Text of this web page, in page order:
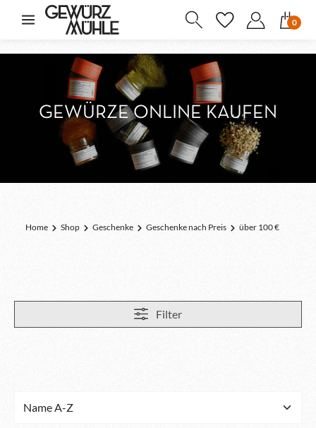
springen
0
GEWÜRZE ONLINE KAUFEN
Home Shop Geschenke Geschenke nach Preis über 100 €
Filter